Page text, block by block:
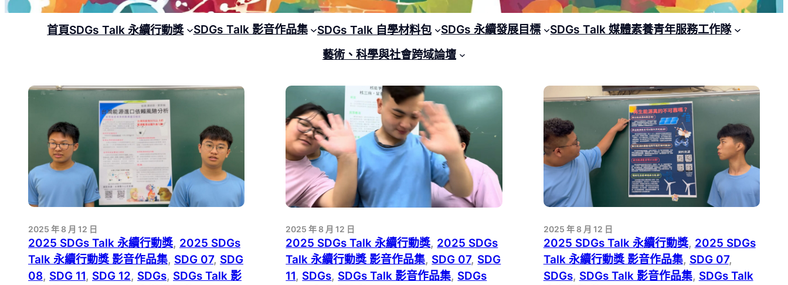
首頁SDGs Talk 永續行動獎 SDGs Talk 影音作品集 SDGs Talk 自學材料包 SDGs 永續發展目標
SDGs Talk 媒體素養青年服務工作隊
藝術、科學與社會跨域論壇
2025 年 8 月 12 日
2025 SDGs Talk 永續行動獎, 2025 SDGs
Talk 永續行動獎 影音作品集, SDG 07, SDG
08, SDG 11, SDG 12, SDGs, SDGs Talk 影
2025 年 8 月 12 日
2025 SDGs Talk 永續行動獎, 2025 SDGs
Talk 永續行動獎 影音作品集, SDG 07, SDG
11, SDGs, SDGs Talk 影音作品集, SDGs
2025 年 8 月 12 日
2025 SDGs Talk 永續行動獎, 2025 SDGs
Talk 永續行動獎 影音作品集, SDG 07
SDGs, SDGs Talk 影音作品集, SDGs Talk